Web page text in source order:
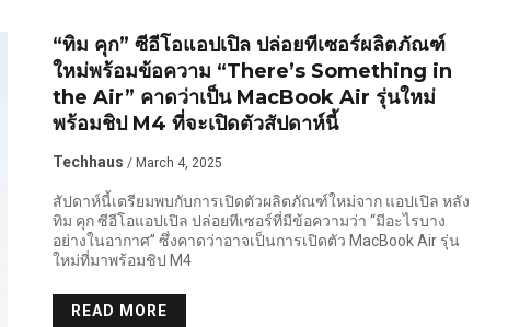
“ทิม คุก” ซีอีโอแอปเปิล ปล่อยทีเซอร์ผลิตภัณฑ์
ใหม่พร้อมข้อความ “There’s Something in
the Air” คาดว่าเป็น MacBook Air รุ่นใหม่
พร้อมชิป M4 ที่จะเปิดตัวสัปดาห์นี้
Techhaus / March 4, 2025
สัปดาห์นี้เตรียมพบกับการเปิดตัวผลิตภัณฑ์ใหม่จาก แอปเปิล หลัง
ทิม คุก ซีอีโอแอปเปิล ปล่อยทีเซอร์ที่มีข้อความว่า “มีอะไรบาง
อย่างในอากาศ” ซึ่งคาดว่าอาจเป็นการเปิดตัว MacBook Air รุ่น
ใหม่ที่มาพร้อมชิป M4
READ MORE